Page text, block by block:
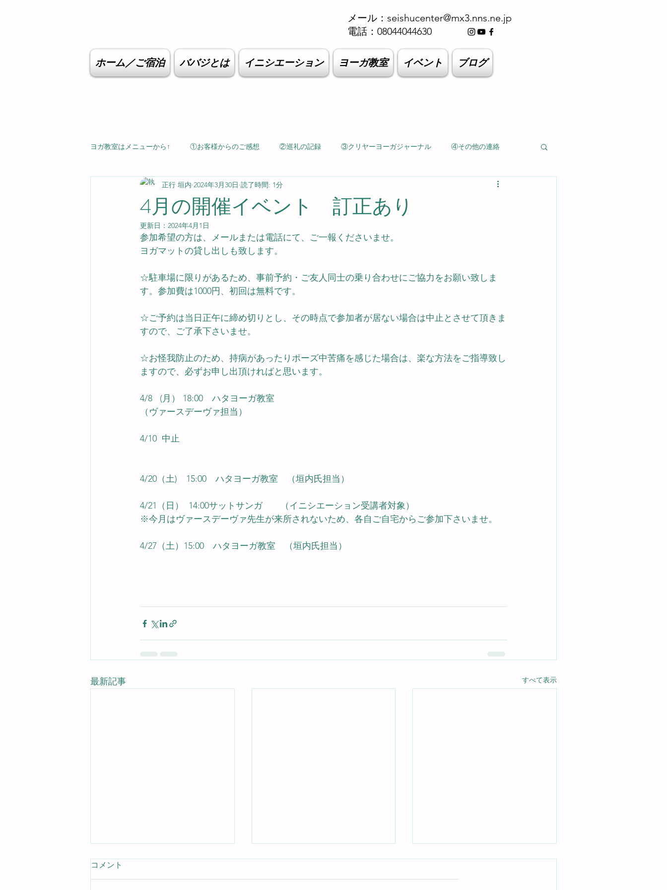
電話：08044044630
メール： seishucenter@mx3.nns.ne.jp
ホーム／ご宿泊 ババジとは イニシエーション ヨーガ教室 イベント ブログ
ヨガ教室はメニューから↑ ①お客様からのご感想 ②巡礼の記録 ③クリヤーヨーガジャーナル ④その他の連絡
4月の開催イベント 訂正あり
正行 垣内 2024年3月30日 読了時間: 1分
更新日： 2024年4月1日
参加希望の方は、メールまたは電話にて、ご一報くださいませ。
ヨガマットの貸し出しも致します。
☆駐車場に限りがあるため、事前予約・ご友人同士の乗り合わせにご協力をお願い致しま
す。参加費は1000円、初回は無料です。
☆ご予約は当日正午に締め切りとし、その時点で参加者が居ない場合は中止とさせて頂きま
すので、ご了承下さいませ。
☆お怪我防止のため、持病があったりポーズ中苦痛を感じた場合は、楽な方法をご指導致し
ますので、必ずお申し出頂ければと思います。
4/8   (月） 18:00　ハタヨーガ教室
（ヴァースデーヴァ担当）
4/10  中止
4/20（土)　15:00　ハタヨーガ教室　（垣内氏担当）
4/21（日）  14:00サットサンガ　　（イニシエーション受講者対象）
※今月はヴァースデーヴァ先生が来所されないため、各自ご自宅からご参加下さいませ。
4/27（土）15:00　ハタヨーガ教室　（垣内氏担当）
最新記事 すべて表示
お客様のご感想
お客様からお寄せ頂いたご感想を
コメント